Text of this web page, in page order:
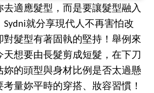
去適應髮型，而是要讓髮型融入
Sydni就分享現代人不再害怕改
對髮型有著固執的堅持！舉例來
想要由長髮剪成短髮，在下刀
妳的頭型與身材比例是否太過懸
量妳平時的穿搭、妝容習慣！